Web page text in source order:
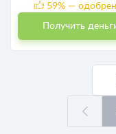
59% —
Получить